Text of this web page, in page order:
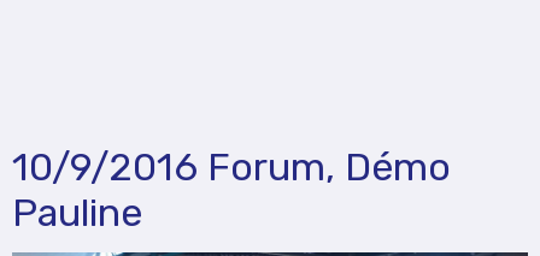
10/9/2016 Forum, Démo
Pauline